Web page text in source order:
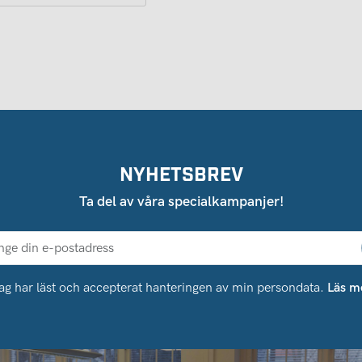
NYHETSBREV
Ta del av våra specialkampanjer!
har läst och accepterat hanteringen av min persondata. Läs